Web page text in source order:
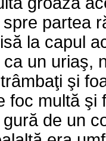
partea
la capul
un uriaş,
şi
foc multă şi
de un